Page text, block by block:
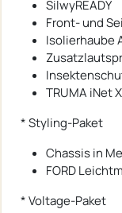
SilwyREADY
Front- und
Isolierhaube
TRUMA iNet
* Styling-Paket
Chassis in
FORD
* Voltage-Paket